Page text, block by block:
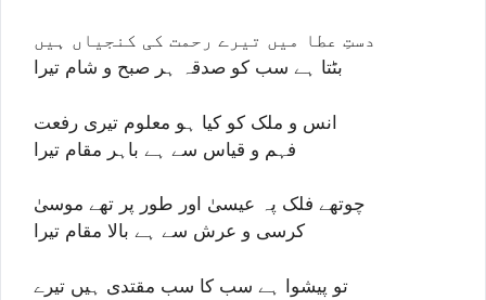
دستِ عطا میں تیرے رحمت کی کنجیاں ہیں
بٹتا ہے سب کو صدقہ ہر صبح و شام تیرا
انس و ملک کو کیا ہو معلوم تیری رفعت
فہم و قیاس سے ہے باہر مقام تیرا
چوتھے فلک پہ عیسیٰ اور طور پر تھے موسیٰ
کرسی و عرش سے ہے بالا مقام تیرا
تو پیشوا ہے سب کا سب مقتدی ہیں تیرے